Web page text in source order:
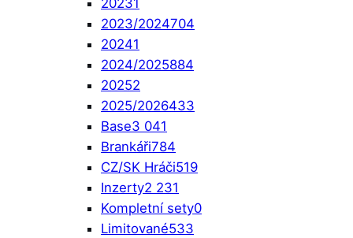
20231
2023/2024704
20241
2024/2025884
20252
2025/2026433
Base3 041
Brankáři784
CZ/SK Hráči519
Inzerty2 231
Kompletní sety0
Limitované533